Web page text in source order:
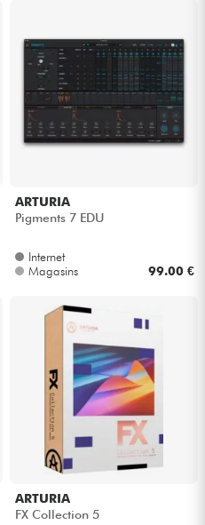
ARTURIA
Pigments 7 EDU
Internet
Magasins
99.00 €
ARTURIA
FX Collection 5